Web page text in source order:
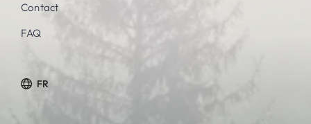
Contact
FAQ
FR